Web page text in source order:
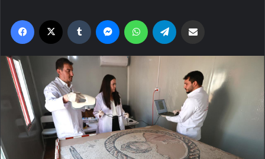
Facebook Tumblr MessengerWhatsApp